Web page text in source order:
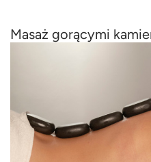
Masaż gorącymi